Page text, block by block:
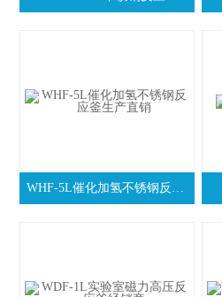
WHF-5L催化加氢不锈钢反应釜生产直销